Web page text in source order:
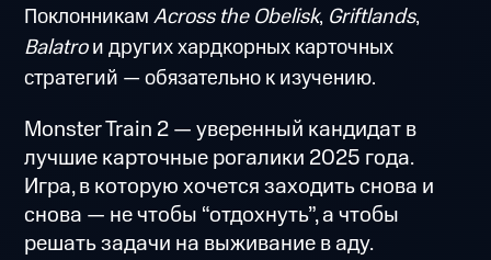
ПоклонникамAcross the Obelisk, Griftlands,
Balatroи других хардкорных карточных
стратегий — обязательно к изучению.
Monster Train 2 — уверенный кандидат в
лучшие карточные рогалики 2025 года.
Игра, в которую хочется заходить снова и
снова — не чтобы “отдохнуть”, а чтобы
решать задачи на выживание в аду.